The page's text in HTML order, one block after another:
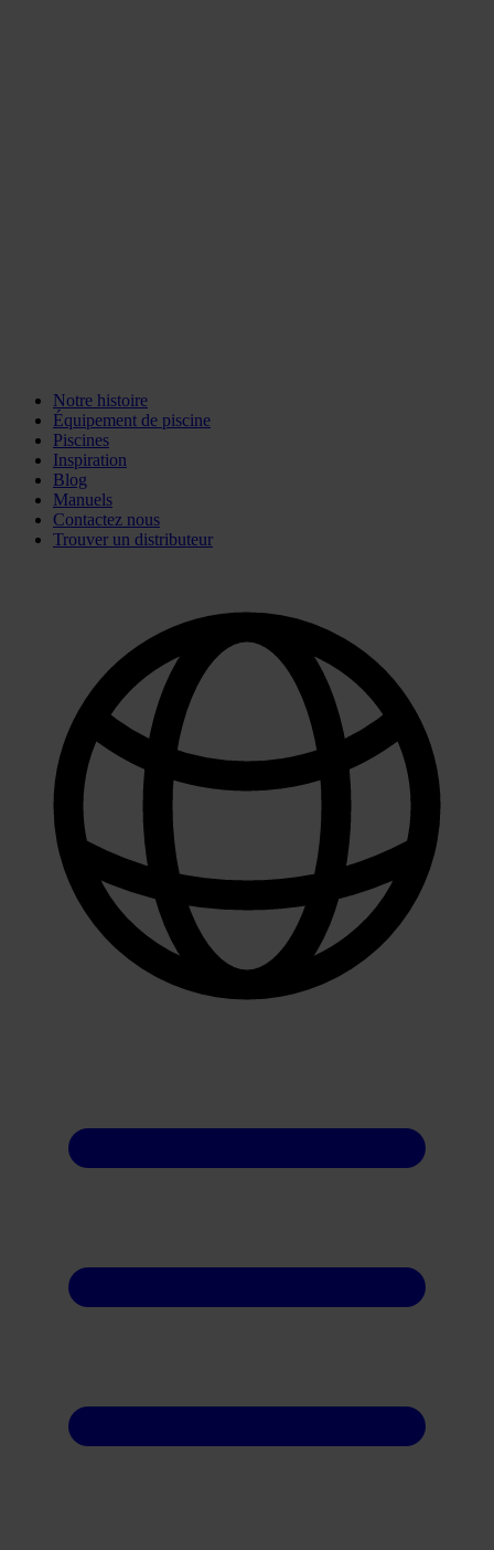
Notre histoire
Équipement de piscine
Piscines
Inspiration
Blog
Manuels
Contactez nous
Trouver un distributeur